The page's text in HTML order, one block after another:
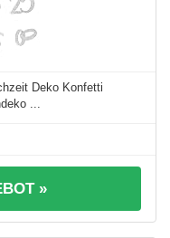
Deko Konfetti
...
»